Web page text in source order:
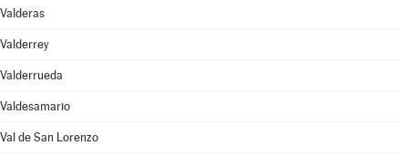
Valderas
Valderrey
Valderrueda
Valdesamario
Val de San Lorenzo